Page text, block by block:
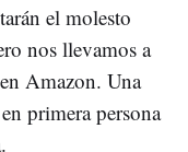
el molesto
nos llevamos a
Amazon. Una
primera persona